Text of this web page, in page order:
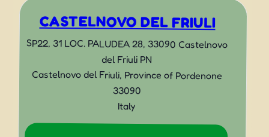
CASTELNOVO DEL FRIULI
SP22, 31 LOC. PALUDEA 28, 33090 Castelnovo
del Friuli PN
Castelnovo del Friuli, Province of Pordenone
33090
Italy